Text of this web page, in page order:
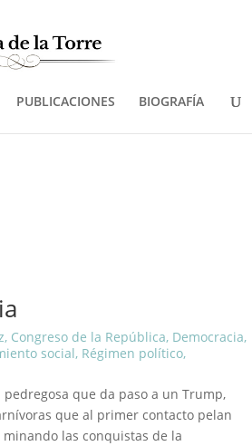
PUBLICACIONES BIOGRAFÍA
, Congreso de la República, Democracia,
social, Régimen político,
que da paso a un Trump,
que al primer contacto pelan
las conquistas de la